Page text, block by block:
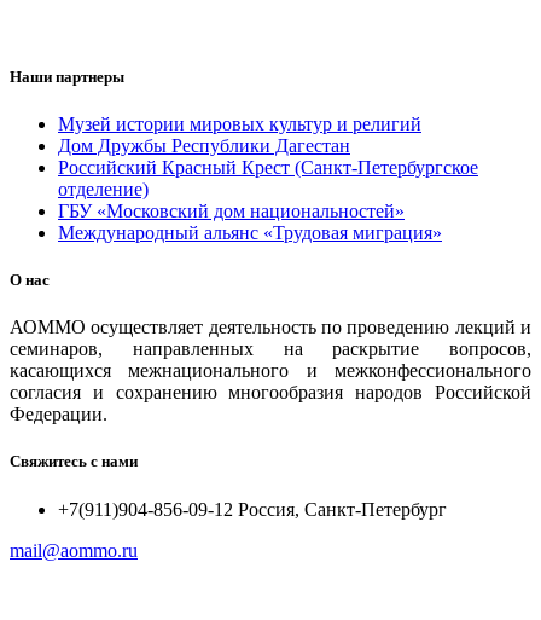
Наши партнеры
Музей истории мировых культур и религий
Дом Дружбы Республики Дагестан
Российский Красный Крест (Санкт-Петербургское
отделение)
ГБУ «Московский дом национальностей»
Международный альянс «Трудовая миграция»
О нас
АОММО осуществляет деятельность по проведению лекций и
семинаров, направленных на раскрытие вопросов,
касающихся межнационального и межконфессионального
согласия и сохранению многообразия народов Российской
Федерации.
Свяжитесь с нами
+7(911)904-856-09-12 Россия, Санкт-Петербург
mail@aommo.ru